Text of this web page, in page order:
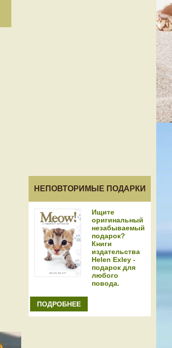
НЕПОВТОРИМЫЕ ПОДАРКИ
Ищите
оригинальный
незабываемый
подарок?
Книги
издательства
Helen Exley -
подарок для
любого
повода.
ПОДРОБНЕЕ